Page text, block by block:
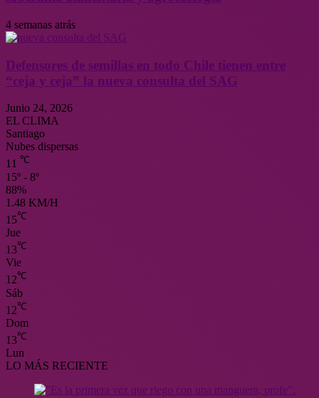
4 semanas atrás
Defensores de semillas en todo Chile tienen entre
“ceja y ceja” la nueva consulta del SAG
Junio 24, 2026
EL CLIMA
Santiago
Nubes dispersas
11 ℃
15º - 8º
88%
1.48 KM/H
15℃
Jue
13℃
Vie
12℃
Sáb
12℃
Dom
13℃
Lun
LO MÁS RECIENTE